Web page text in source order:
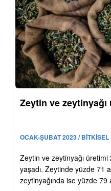
Zeytin ve
OCAK-ŞUBAT 2023 / BİTKİSEL
Zeytin ve zeytinyağı üretimi
yaşadı. Zeytinde yüzde 71
zeytinyağında ise yüzde 79